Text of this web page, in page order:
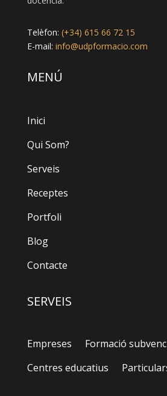
Telèfon: (+34) 615 66 72 15
E-mail: info@udpformacio.com
MENÚ
Inici
Qui Som?
Serveis
Receptes
Portfoli
Blog
Contacte
SERVEIS
Empreses
Formació
Centres educatius